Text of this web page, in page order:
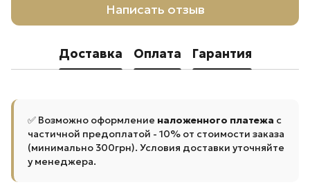
Написать отзыв
Доставка Оплата Гарантия
✅ Возможно оформление наложенного платежа с
частичной предоплатой - 10% от стоимости заказа
(минимально 300грн). Условия доставки уточняйте
у менеджера.